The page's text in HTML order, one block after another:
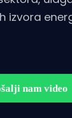
izvora